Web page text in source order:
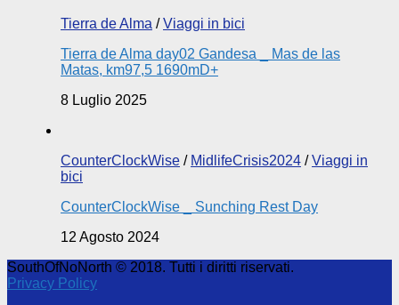
Tierra de Alma /Viaggi in bici
Tierra de Alma day02 Gandesa _ Mas de las
Matas, km97,5 1690mD+
8 Luglio 2025
CounterClockWise / MidlifeCrisis2024 /Viaggi in
bici
CounterClockWise _ Sunching Rest Day
12 Agosto 2024
SouthOfNoNorth © 2018. Tutti i diritti riservati.
Privacy Policy